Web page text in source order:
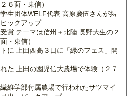
６面・東信）
生団体WELF代表 高原慶伍さんが掲
ックアップ
賞 テーマは信州＋北陸 長野大生の２
・東信）
に 上田西高３日に「緑のフェス」開
た 上田の園児信大農場で体験（２７
維学部付属農場で行われたサツマイ